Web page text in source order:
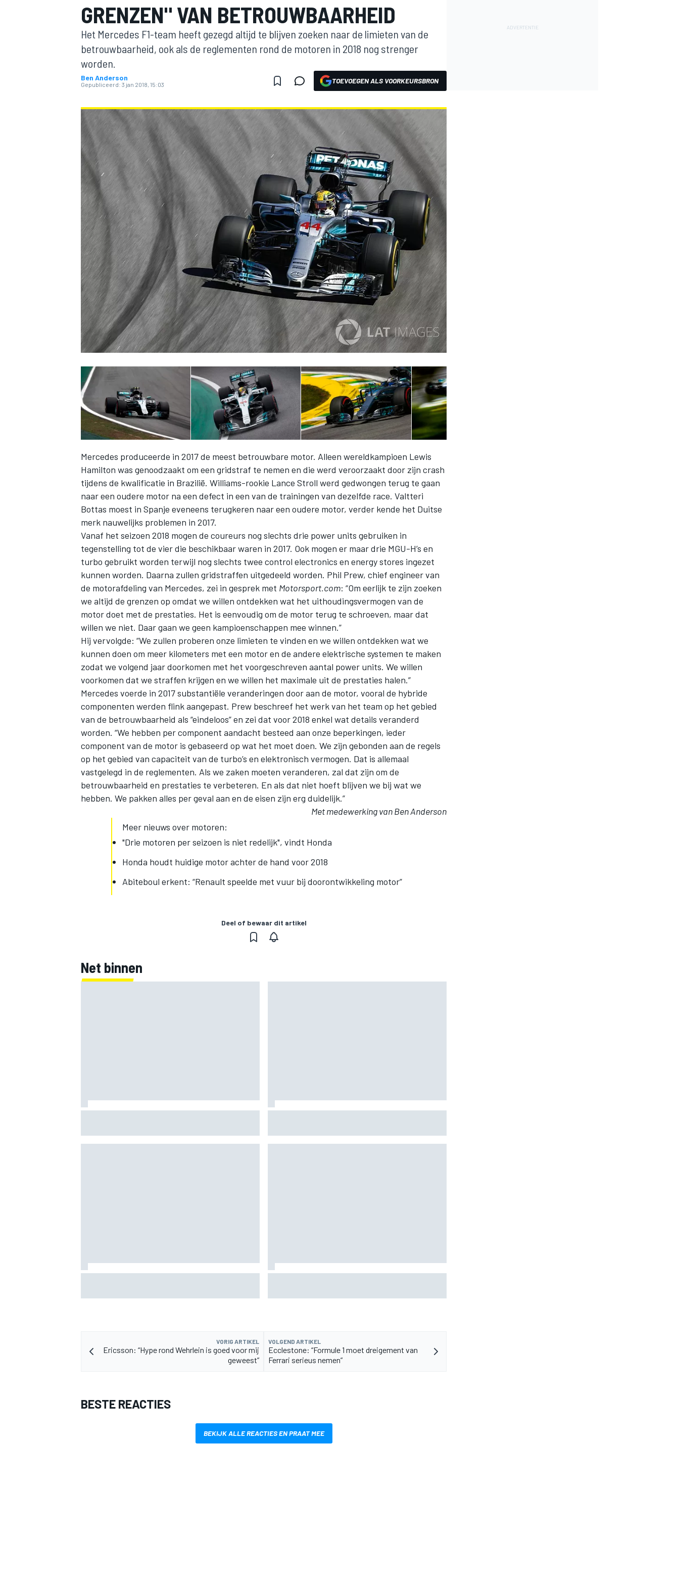
MOTOGP
INDYCAR
WEC DTM
GRENZEN" VAN BETROUWBAARHEID
Het Mercedes F1-team heeft gezegd altijd te blijven zoeken naar de limieten van de
betrouwbaarheid, ook als de reglementen rond de motoren in 2018 nog strenger
worden.
Ben Anderson
Gepubliceerd: 3 jan 2018, 15:03 TOEVOEGEN ALS VOORKEURSBRON
Mercedes produceerde in 2017 de meest betrouwbare motor. Alleen wereldkampioen Lewis
Hamilton was genoodzaakt om een gridstraf te nemen en die werd veroorzaakt door zijn crash
tijdens de kwalificatie in Brazilië. Williams-rookie Lance Stroll werd gedwongen terug te gaan
naar een oudere motor na een defect in een van de trainingen van dezelfde race. Valtteri
Bottas moest in Spanje eveneens terugkeren naar een oudere motor, verder kende het Duitse
merk nauwelijks problemen in 2017.
Vanaf het seizoen 2018 mogen de coureurs nog slechts drie power units gebruiken in
tegenstelling tot de vier die beschikbaar waren in 2017. Ook mogen er maar drie MGU-H’s en
turbo gebruikt worden terwijl nog slechts twee control electronics en energy stores ingezet
kunnen worden. Daarna zullen gridstraffen uitgedeeld worden. Phil Prew, chief engineer van
de motorafdeling van Mercedes, zei in gesprek met Motorsport.com: “Om eerlijk te zijn zoeken
we altijd de grenzen op omdat we willen ontdekken wat het uithoudingsvermogen van de
motor doet met de prestaties. Het is eenvoudig om de motor terug te schroeven, maar dat
willen we niet. Daar gaan we geen kampioenschappen mee winnen.”
Hij vervolgde: “We zullen proberen onze limieten te vinden en we willen ontdekken wat we
kunnen doen om meer kilometers met een motor en de andere elektrische systemen te maken
zodat we volgend jaar doorkomen met het voorgeschreven aantal power units. We willen
voorkomen dat we straffen krijgen en we willen het maximale uit de prestaties halen.”
Mercedes voerde in 2017 substantiële veranderingen door aan de motor, vooral de hybride
componenten werden flink aangepast. Prew beschreef het werk van het team op het gebied
van de betrouwbaarheid als “eindeloos” en zei dat voor 2018 enkel wat details veranderd
worden. “We hebben per component aandacht besteed aan onze beperkingen, ieder
component van de motor is gebaseerd op wat het moet doen. We zijn gebonden aan de regels
op het gebied van capaciteit van de turbo’s en elektronisch vermogen. Dat is allemaal
vastgelegd in de reglementen. Als we zaken moeten veranderen, zal dat zijn om de
betrouwbaarheid en prestaties te verbeteren. En als dat niet hoeft blijven we bij wat we
hebben. We pakken alles per geval aan en de eisen zijn erg duidelijk.”
Met medewerking van Ben Anderson
Meer nieuws over motoren:
"Drie motoren per seizoen is niet redelijk", vindt Honda
Honda houdt huidige motor achter de hand voor 2018
Abiteboul erkent: “Renault speelde met vuur bij doorontwikkeling motor”
Deel of bewaar dit artikel
Net binnen
VORIG ARTIKEL
Ericsson: “Hype rond Wehrlein is goed voor mij
geweest”
VOLGEND ARTIKEL
Ecclestone: “Formule 1 moet dreigement van
Ferrari serieus nemen”
BESTE REACTIES
BEKIJK ALLE REACTIES EN PRAAT MEE